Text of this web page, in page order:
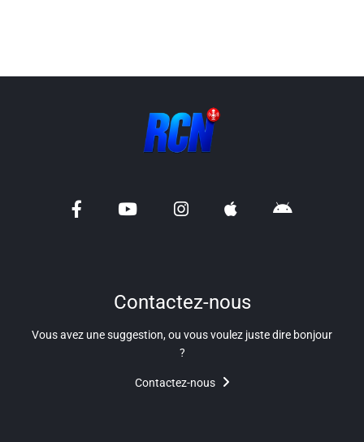
Contactez-nous
Vous avez une suggestion, ou vous voulez juste dire bonjour
?
Contactez-nous